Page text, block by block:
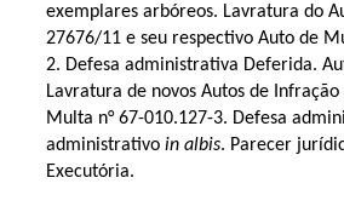
exemplares arbóreos. Lavratura do
27676/11 e seu respectivo Auto de
2. Defesa administrativa Deferida.
Lavratura de novos Autos de
Multa n° 67-010.127-3. Defesa
administrativo in albis. Parecer
Executória.